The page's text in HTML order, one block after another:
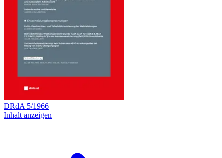
DRdA 5/1966
Inhalt anzeigen